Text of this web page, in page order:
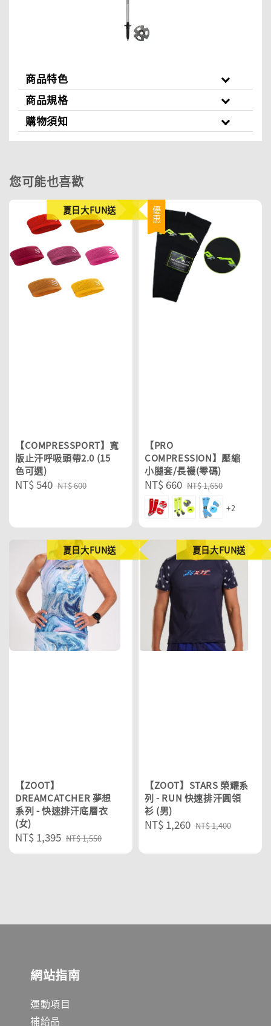
商品特色
商品規格
購物須知
您可能也喜歡
夏日大FUN送
【COMPRESSPORT】寬
版止汗呼吸頭帶2.0 (15
色可選)
Sale
NT$ 540 Regular
NT$ 600
優惠
【PRO
COMPRESSION】壓縮
小腿套/長襪(零碼)
Sale
price
NT$ 660 Regular
price
NT$ 1,650
+2
夏日大FUN送
【ZOOT】
DREAMCATCHER 夢想
系列 - 快速排汗底層衣
(女)
Sale
price
NT$ 1,395 Regular
price
NT$ 1,550
夏日大FUN送
【ZOOT】STARS 榮耀系
列 - RUN 快速排汗圓領
衫 (男)
Sale
NT$ 1,260 Regular
NT$ 1,400
網站指南
運動項目
補給品